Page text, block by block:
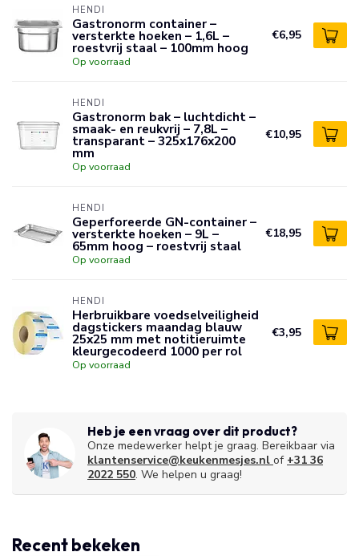
HENDI
Gastronorm container –
versterkte hoeken – 1,6L –
roestvrij staal – 100mm hoog
Op voorraad
€6,95
HENDI
Gastronorm bak – luchtdicht –
smaak- en reukvrij – 7,8L –
transparant – 325x176x200
mm
Op voorraad
€10,95
HENDI
Geperforeerde GN-container –
versterkte hoeken – 9L –
65mm hoog – roestvrij staal
Op voorraad
€18,95
HENDI
Herbruikbare voedselveiligheid
dagstickers maandag blauw
25x25 mm met notitieruimte
kleurgecodeerd 1000 per rol
Op voorraad
€3,95
Heb je een vraag over dit product?
Onze medewerker helpt je graag. Bereikbaar via
klantenservice@keukenmesjes.nl of +31 36
2022 550. We helpen u graag!
Recent bekeken